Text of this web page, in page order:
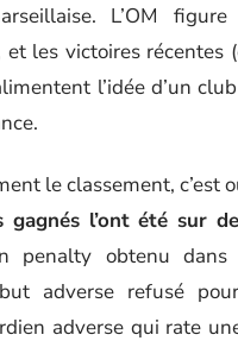
L’OM
et les victoires récentes
l’idée d’un
le classement, c’est
gagnés l’ont été sur
penalty obtenu dans
adverse refusé
adverse qui rate